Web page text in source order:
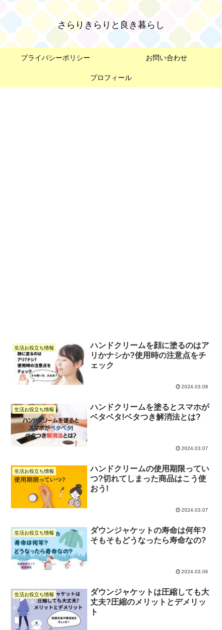
さらりきらりと良き暮らし
プライバシーポリシー お問い合わせ
プロフィール
生活お役立ち情報
ハンドクリームを顔に塗るのはア
リかナシか?使用時の注意点をチ
ェック
2024.03.08
生活お役立ち情報
ハンドクリームを塗るとスマホが
ベタベタ!ベタつき解消法とは?
2024.03.07
生活お役立ち情報
ハンドクリームの使用期限ってい
つ?切れてしまった商品はこう使
おう!
2024.03.07
生活お役立ち情報
ダウンジャケットの寿命は何年?
そもそもどうなったら寿命なの?
2024.03.06
生活お役立ち情報
ダウンジャケットは圧縮しても大
丈夫?圧縮のメリットとデメリッ
ト